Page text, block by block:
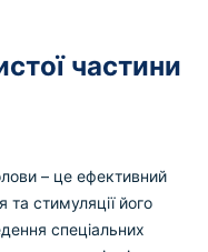
частини
– це ефективний
та стимуляції його
спеціальних